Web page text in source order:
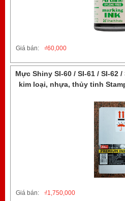
Giá bán: 60,000
₫
Mực Shiny SI-60 / SI-61 / SI-62
kim loại, nhựa, thủy tinh
Giá bán: 1,750,000
₫